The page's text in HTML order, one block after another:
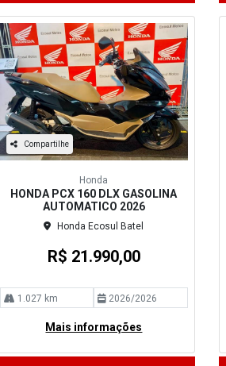
Compartilhe
Honda
HONDA PCX 160 DLX GASOLINA
AUTOMATICO 2026
Honda Ecosul Batel
R$ 21.990,00
1.027 km 2026/2026
Mais informações